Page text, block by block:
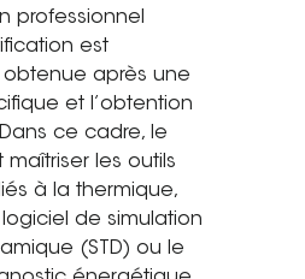
professionnel
est
après une
et l’obtention
ce cadre, le
les outils
à la thermique,
de simulation
(STD) ou le